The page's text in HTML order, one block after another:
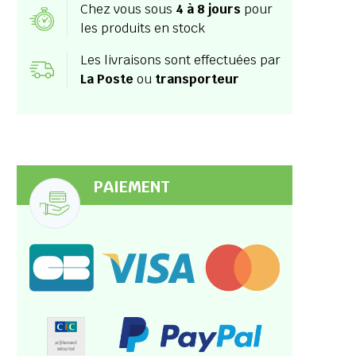
Chez vous sous 4 à 8 jours pour
les produits en stock
Les livraisons sont effectuées par
La Poste ou transporteur
PAIEMENT